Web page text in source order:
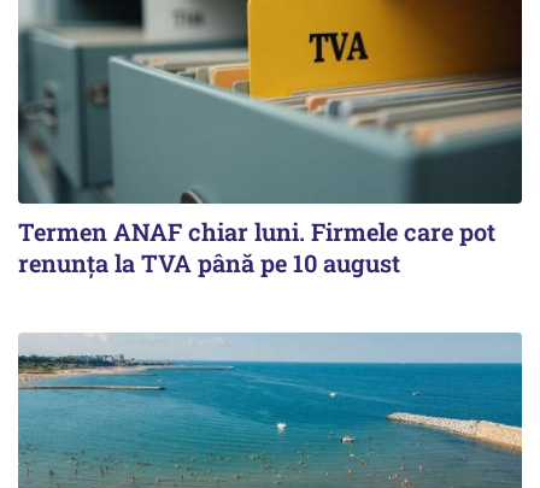
Termen ANAF chiar luni. Firmele care pot
renunța la TVA până pe 10 august